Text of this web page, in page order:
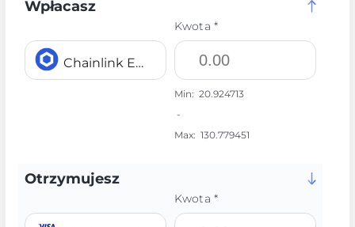
Wpłacasz
Chainlink ERC20 LINK
Kwota *
Min: 20.924713
-
Max: 130.779451
Otrzymujesz
Kwota *